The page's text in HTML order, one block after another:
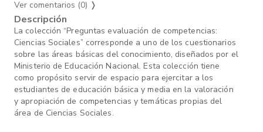
Ver comentarios (0) ❭
Descripción
La colección “Preguntas evaluación de competencias:
Ciencias Sociales” corresponde a uno de los cuestionarios
sobre las áreas básicas del conocimiento, diseñados por el
Ministerio de Educación Nacional. Esta colección tiene
como propósito servir de espacio para ejercitar a los
estudiantes de educación básica y media en la valoración
y apropiación de competencias y temáticas propias del
área de Ciencias Sociales.